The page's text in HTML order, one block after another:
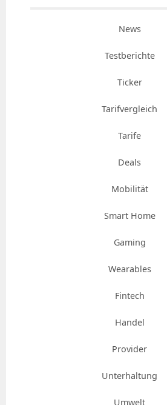
News
Testberichte
Ticker
Tarifvergleich
Tarife
Deals
Mobilität
Smart Home
Gaming
Wearables
Fintech
Handel
Provider
Unterhaltung
Umwelt